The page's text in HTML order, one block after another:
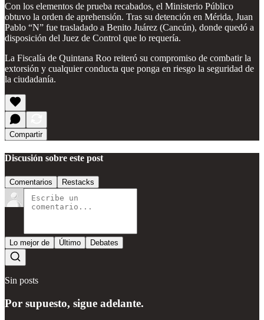
Con los elementos de prueba recabados, el Ministerio Público
obtuvo la orden de aprehensión. Tras su detención en Mérida, Juan
Pablo “N” fue trasladado a Benito Juárez (Cancún), donde quedó a
disposición del Juez de Control que lo requería.
La Fiscalía de Quintana Roo reiteró su compromiso de combatir la
extorsión y cualquier conducta que ponga en riesgo la seguridad de
la ciudadanía.
Compartir
Discusión sobre este post
Comentarios Restacks
Lo mejor de Último Debates
Sin posts
Por supuesto, sigue adelante.